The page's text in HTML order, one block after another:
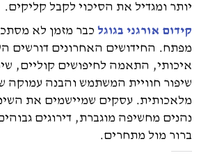
יותר ומגדיל את הסיכוי לקבל קליקים.
קידום אורגני בגוגל כבר מזמן לא
מפתח. החידושים האחרונים דורשים
איכותי, התאמה לחיפושים קוליים,
שיפור חוויית המשתמש והבנה עמוקה
מלאכותית. עסקים שמיישמים את
נהנים מחשיפה מוגברת, דירוגים
ברור מול מתחרים.